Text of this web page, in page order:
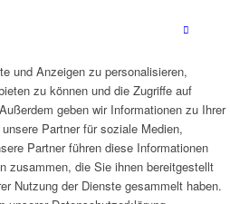
und Anzeigen zu personalisieren,
zu können und die Zugriffe auf
geben wir Informationen zu Ihrer
Partner für soziale Medien,
Partner führen diese Informationen
zusammen, die Sie ihnen bereitgestellt
Nutzung der Dienste gesammelt haben.